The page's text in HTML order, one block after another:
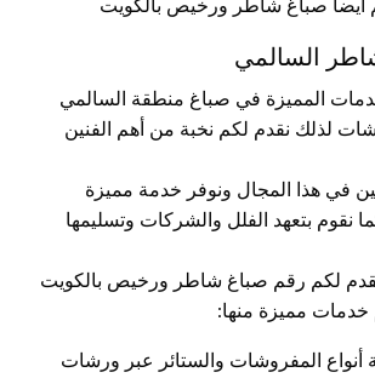
أيضاً صباغ شاطر ورخيص بالكويت
السالمي
المميزة في صباغ منطقة السالمي
لذلك نقدم لكم نخبة من أهم الفنين
في هذا المجال ونوفر خدمة مميزة
نقوم بتعهد الفلل والشركات وتسليمها
لكم رقم صباغ شاطر ورخيص بالكويت
خدمات مميزة منها:
المفروشات والستائر عبر ورشات